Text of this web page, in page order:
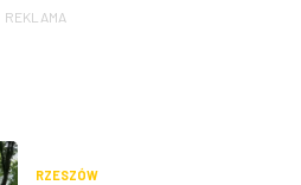
REKLAMA
RZESZÓW